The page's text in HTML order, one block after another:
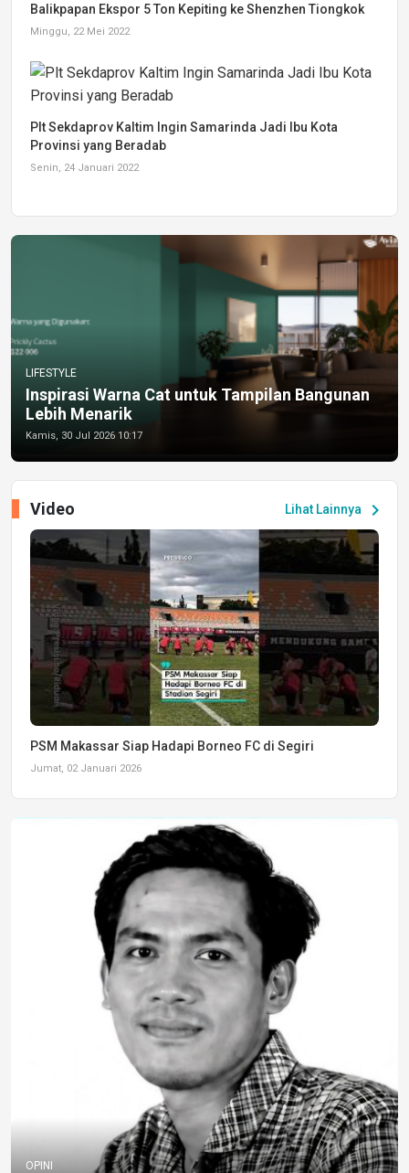
Balikpapan Ekspor 5 Ton Kepiting ke Shenzhen Tiongkok
Minggu, 22 Mei 2022
Plt Sekdaprov Kaltim Ingin Samarinda Jadi Ibu Kota
Provinsi yang Beradab
Senin, 24 Januari 2022
LIFESTYLE
Inspirasi Warna Cat untuk Tampilan Bangunan
Lebih Menarik
Kamis, 30 Jul 2026 10:17
Lihat Lainnya chevron_right
Video
PSM Makassar Siap Hadapi Borneo FC di Segiri
Jumat, 02 Januari 2026
OPINI